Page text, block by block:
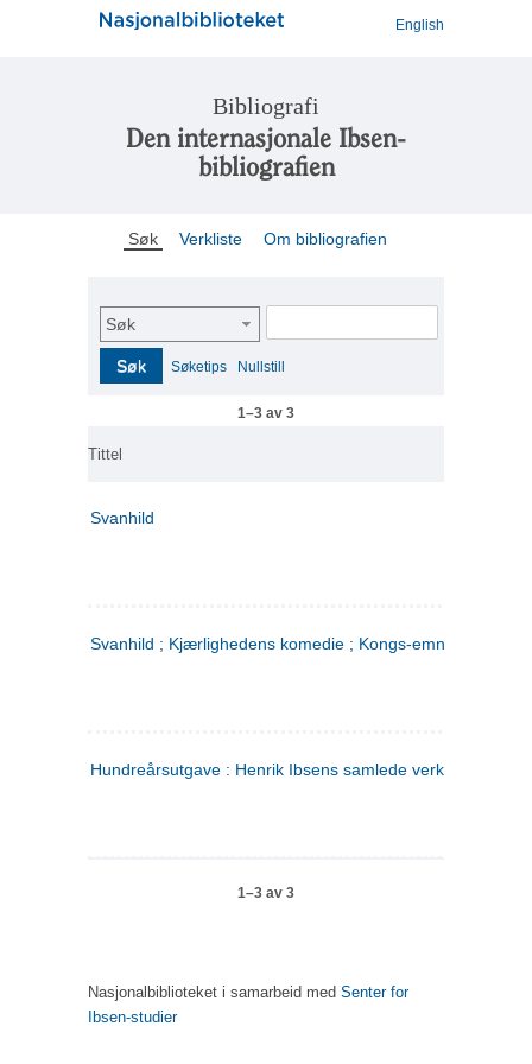
English
Bibliografi
Den internasjonale Ibsen-
bibliografien
Søk Verkliste Om bibliografien
Søk
Søk Søketips Nullstill
1–3 av 3
Tittel
Svanhild
Svanhild ; Kjærlighedens komedie ; Kongs-emnerne
Hundreårsutgave : Henrik Ibsens samlede verker. 4
1–3 av 3
Nasjonalbiblioteket i samarbeid med Senter for
Ibsen-studier